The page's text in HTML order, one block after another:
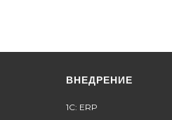
ВНЕДРЕНИЕ
1С: ERP